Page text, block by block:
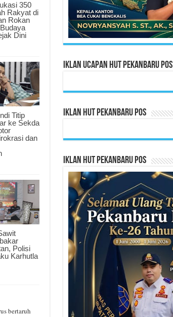
350
Rakyat di
Rokan
Dini
Titip
ke Sekda
dan
Polisi
Karhutla
bertaruh
Iklan Ucapan HUT Pekanbaru Pos
Iklan HUT Pekanbaru Pos
Iklan HUT Pekanbaru Pos